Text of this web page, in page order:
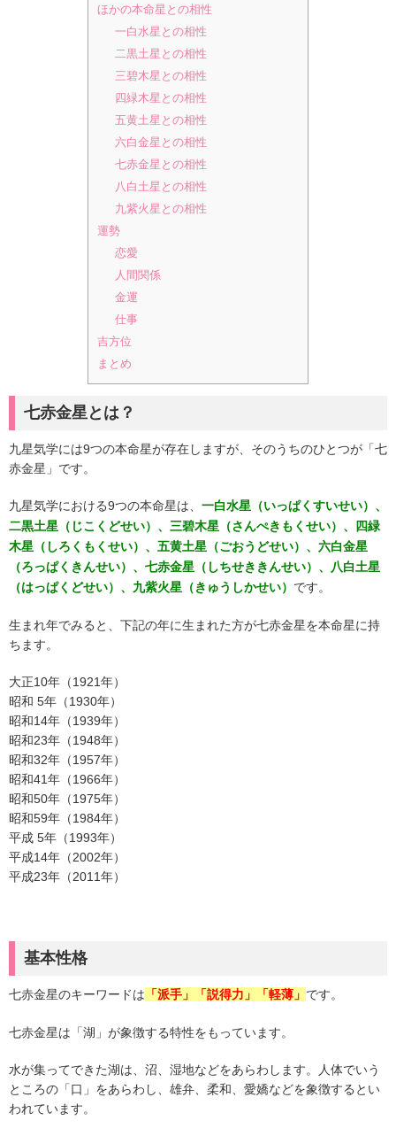
ほかの本命星との相性
一白水星との相性
二黒土星との相性
三碧木星との相性
四緑木星との相性
五黄土星との相性
六白金星との相性
七赤金星との相性
八白土星との相性
九紫火星との相性
運勢
恋愛
人間関係
金運
仕事
吉方位
まとめ
七赤金星とは？
九星気学には9つの本命星が存在しますが、そのうちのひとつが「七
赤金星」です。
九星気学における9つの本命星は、 一白水星（いっぱくすいせい）、
二黒土星（じこくどせい）、三碧木星（さんぺきもくせい）、四緑
木星（しろくもくせい）、五黄土星（ごおうどせい）、六白金星
（ろっぱくきんせい）、七赤金星（しちせききんせい）、八白土星
（はっぱくどせい）、九紫火星（きゅうしかせい） です。
生まれ年でみると、下記の年に生まれた方が七赤金星を本命星に持
ちます。
大正10年（1921年）
昭和 5年（1930年）
昭和14年（1939年）
昭和23年（1948年）
昭和32年（1957年）
昭和41年（1966年）
昭和50年（1975年）
昭和59年（1984年）
平成 5年（1993年）
平成14年（2002年）
平成23年（2011年）
基本性格
七赤金星のキーワードは 「派手」「説得力」「軽薄」 です。
七赤金星は「湖」が象徴する特性をもっています。
水が集ってできた湖は、沼、湿地などをあらわします。人体でいう
ところの「口」をあらわし、雄弁、柔和、愛嬌などを象徴するとい
われています。